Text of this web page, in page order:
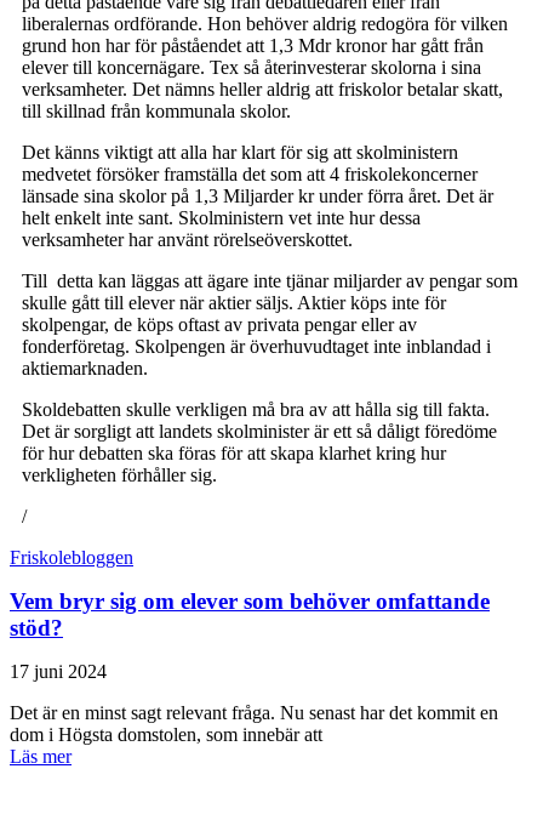
liberalernas ordförande. Hon behöver aldrig redogöra för vilken
grund hon har för påståendet att 1,3 Mdr kronor har gått från
elever till koncernägare. Tex så återinvesterar skolorna i sina
verksamheter. Det nämns heller aldrig att friskolor betalar skatt,
till skillnad från kommunala skolor.
Det känns viktigt att alla har klart för sig att skolministern
medvetet försöker framställa det som att 4 friskolekoncerner
länsade sina skolor på 1,3 Miljarder kr under förra året. Det är
helt enkelt inte sant. Skolministern vet inte hur dessa
verksamheter har använt rörelseöverskottet.
Till detta kan läggas att ägare inte tjänar miljarder av pengar som
skulle gått till elever när aktier säljs. Aktier köps inte för
skolpengar, de köps oftast av privata pengar eller av
fonderföretag. Skolpengen är överhuvudtaget inte inblandad i
aktiemarknaden.
Skoldebatten skulle verkligen må bra av att hålla sig till fakta.
Det är sorgligt att landets skolminister är ett så dåligt föredöme
för hur debatten ska föras för att skapa klarhet kring hur
verkligheten förhåller sig.
/
Friskolebloggen
Vem bryr sig om elever som behöver omfattande
stöd?
17 juni 2024
Det är en minst sagt relevant fråga. Nu senast har det kommit en
dom i Högsta domstolen, som innebär att
Läs mer